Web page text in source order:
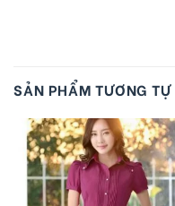
SẢN PHẨM TƯƠNG TỰ